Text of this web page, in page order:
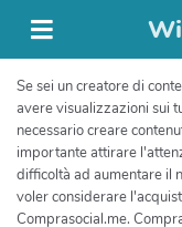
Se sei un creatore di
avere visualizzazioni sui
necessario creare
importante attirare
difficoltà ad aumentare il
voler considerare
Comprasocial.me.